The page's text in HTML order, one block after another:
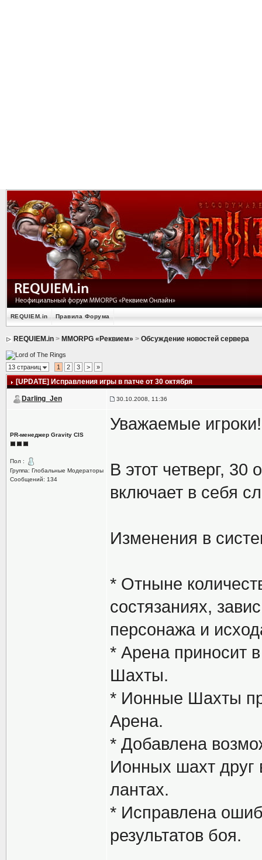
REQUIEM.in Правила Форума
REQUIEM.in> MMORPG «Реквием» > Обсуждение новостей сервера
13 страниц 1 2 3 > »
[UPDATE] Исправления игры в патче от 30 октября
Darling_Jen 30.10.2008, 11:36
PR-менеджер Gravity CIS
Пол :
Группа: Глобальные Модераторы
Сообщений: 134
Уважаемые игроки!
В этот четверг, 30
включает в себя
Изменения в
* Отныне
состязаниях,
персонажа и
* Арена приносит
Шахты.
* Ионные Шахты
Арена.
* Добавлена
Ионных шахт друг
лантах.
* Исправлена
результатов боя.